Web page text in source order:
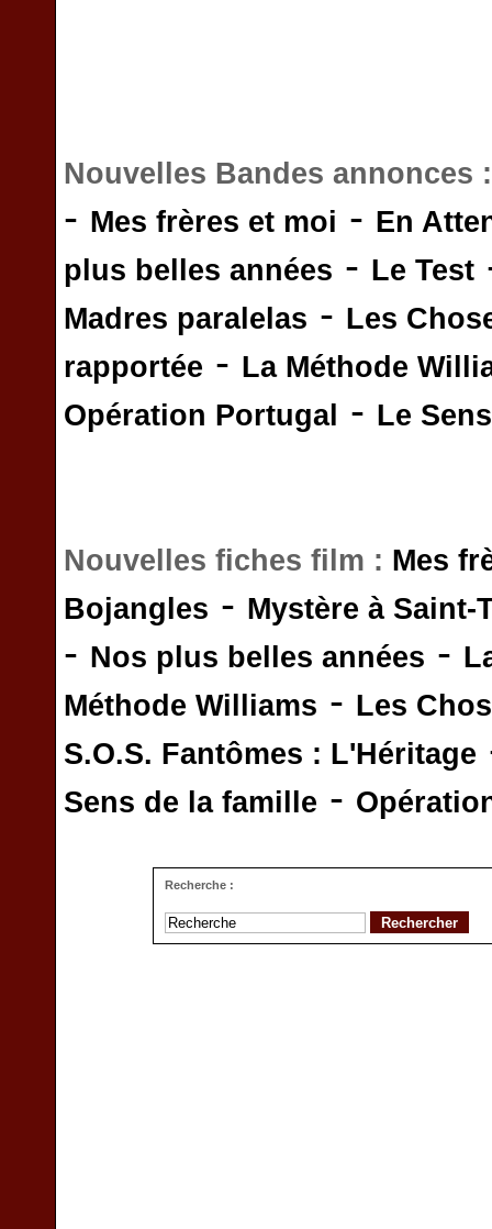
Nouvelles Bandes annonces
- Mes frères et moi - En
plus belles années - Le Test
Madres paralelas - Les
rapportée - La Méthode
Opération Portugal
- Le
Nouvelles fiches film : Mes
Bojangles - Mystère à Saint-
- Nos plus belles années -
Méthode Williams - Les
S.O.S. Fantômes : L'Héritage
Sens de la famille -
Recherche :